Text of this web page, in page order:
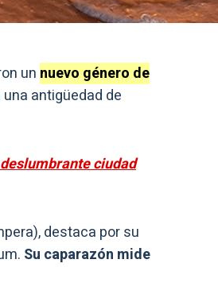
un nuevo género de
antigüedad de
ciudad
destaca por su
Su caparazón mide